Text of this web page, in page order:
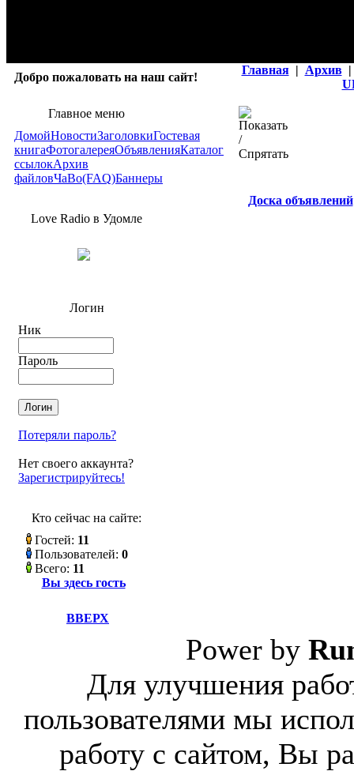
Добро пожаловать на наш сайт!
Главная | Архив |
Главное меню
ДомойНовостиЗаголовкиГостевая
книгаФотогалереяОбъявленияКаталог
ссылокАрхив
файловЧаВо(FAQ)Баннеры
Love Radio в Удомле
Логин
Ник
Пароль
Потеряли пароль?
Нет своего аккаунта?
Зарегистрируйтесь!
Кто сейчас на сайте:
Гостей: 11
Пользователей: 0
Всего: 11
Вы здесь гость
Доска объявлений
ВВЕРХ
Power by
Для улучшения
пользователями мы
работу с сайтом, Вы